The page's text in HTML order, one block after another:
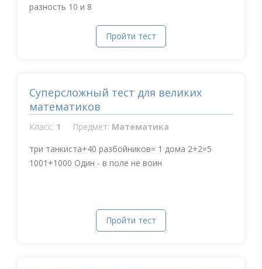
разность 10 и 8
Пройти тест
Суперсложный тест для великих
математиков
Класс: 1 Предмет: Математика
три танкиста+40 разбойников= 1 дома 2+2=5
1001+1000 Один - в поле не воин
Пройти тест